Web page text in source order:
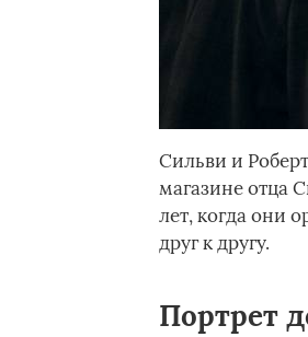
Сильви и
магазине отца
лет, когда они
друг к другу.
Портрет